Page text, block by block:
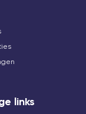
links